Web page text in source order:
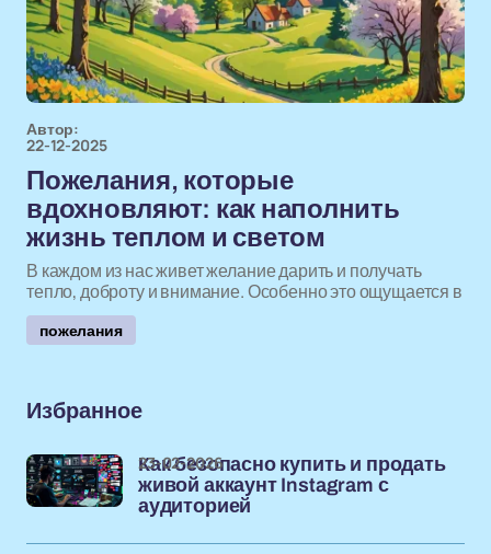
Автор:
22-12-2025
Пожелания, которые
вдохновляют: как наполнить
жизнь теплом и светом
В каждом из нас живет желание дарить и получать
тепло, доброту и внимание. Особенно это ощущается в
пожелания
Избранное
Как безопасно купить и продать
живой аккаунт Instagram с
аудиторией
23-02-2026